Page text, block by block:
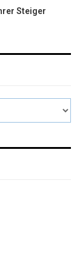
Steiger